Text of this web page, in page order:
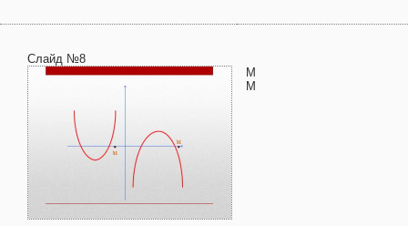
Слайд №8
М
М